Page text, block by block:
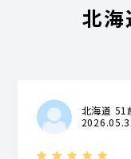
北海
北海道 51